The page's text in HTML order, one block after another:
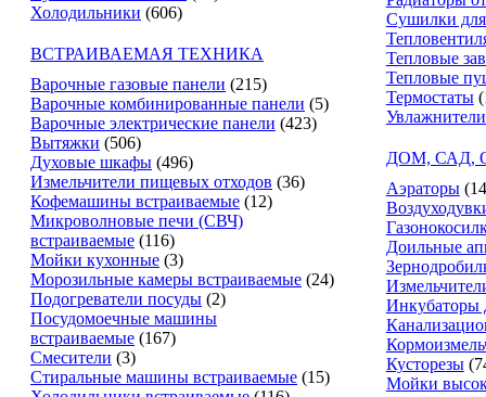
Холодильники (606)
ВСТРАИВАЕМАЯ ТЕХНИКА
Варочные газовые панели (215)
Варочные комбинированные панели (5)
Варочные электрические панели (423)
Вытяжки (506)
Духовые шкафы (496)
Измельчители пищевых отходов (36)
Кофемашины встраиваемые (12)
Микроволновые печи (СВЧ)
встраиваемые (116)
Мойки кухонные (3)
Морозильные камеры встраиваемые (24)
Подогреватели посуды (2)
Посудомоечные машины
встраиваемые (167)
Смесители (3)
Стиральные машины встраиваемые (15)
Сушилки
Тепловые
Тепловые
Термостаты
ДОМ, САД,
Аэраторы
Доильные
Инкубаторы
Кусторезы
Мойки